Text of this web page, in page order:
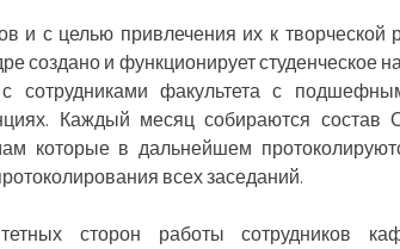
и с целью привлечения их к творческой
создано и функционирует студенческое
сотрудниками факультета с
Каждый месяц собираются
которые в дальнейшем
всех заседаний.
сторон работы сотрудников